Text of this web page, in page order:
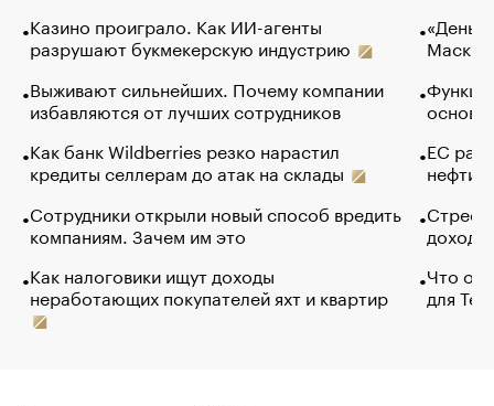
Казино проиграло. Как ИИ-агенты
разрушают букмекерскую индустрию
Выживают сильнейших. Почему компании
избавляются от лучших сотрудников
Как банк Wildberries резко нарастил
кредиты селлерам до атак на склады
Сотрудники открыли новый способ вредить
компаниям. Зачем им это
Как налоговики ищут доходы
неработающих покупателей яхт и квартир
Маск в
основ
ЕС
нефти
Что
для